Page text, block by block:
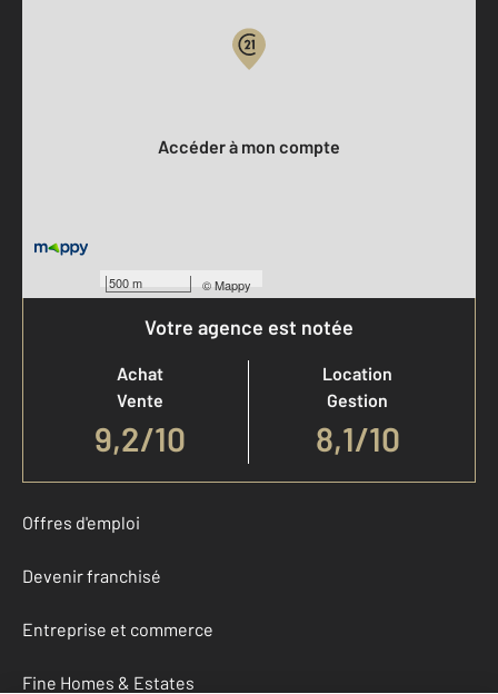
500 m ©Mappy
Accéder à mon compte
Votre agence est notée
Achat
Vente
9,2/10
Location
Gestion
8,1/10
Offres d'emploi
Devenir franchisé
Entreprise et commerce
Fine Homes & Estates